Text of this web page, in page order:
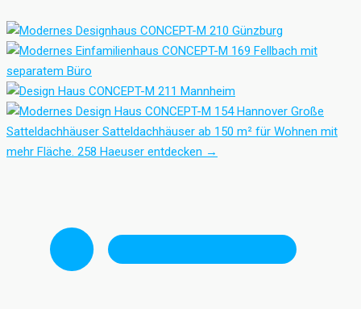
Große
Satteldachhäuser Satteldachhäuser ab 150 m² für Wohnen mit
mehr Fläche. 258 Haeuser entdecken →